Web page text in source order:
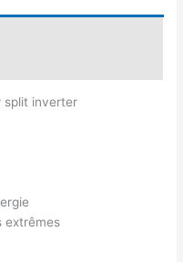
split inverter
extrêmes